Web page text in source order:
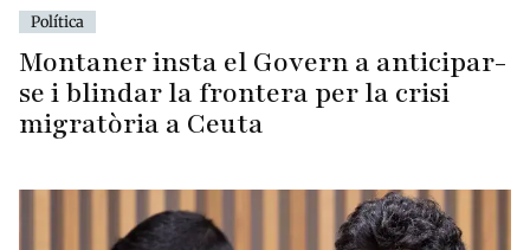
Política
Montaner insta el Govern a anticipar-
se i blindar la frontera per la crisi
migratòria a Ceuta